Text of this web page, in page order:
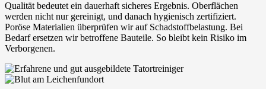
Qualität bedeutet ein dauerhaft sicheres Ergebnis. Oberflächen
werden nicht nur gereinigt, und danach hygienisch zertifiziert.
Poröse Materialien überprüfen wir auf Schadstoffbelastung. Bei
Bedarf ersetzen wir betroffene Bauteile. So bleibt kein Risiko im
Verborgenen.